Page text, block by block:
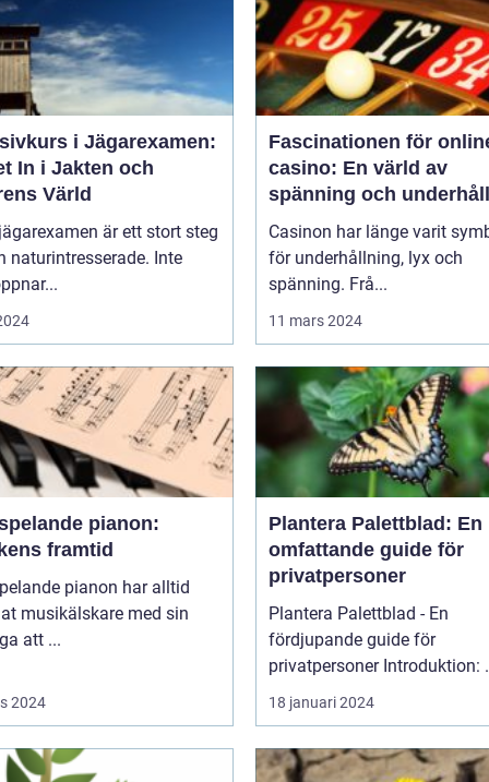
i Jägarexamen:
In i Jakten och
Värld
är ett stort steg
naturintresserade. Inte
Fascinationen för
casino: En värld av
spänning och
Casinon har länge varit
för underhållning, lyx och
spänning. Frå...
11 mars 2024
pianon:
framtid
pianon har alltid
musikälskare med sin
att ...
2024
Plantera Palettblad: En
omfattande guide för
privatpersoner
Plantera Palettblad - En
fördjupande guide för
18 januari 2024